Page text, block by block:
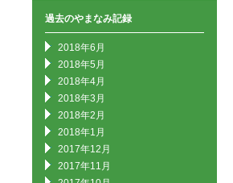
過去のやまなみ記録
2018年6月
2018年5月
2018年4月
2018年3月
2018年2月
2018年1月
2017年12月
2017年11月